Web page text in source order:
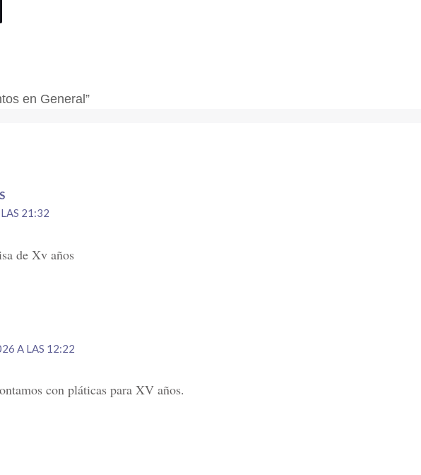
en General”
21:32
de Xv años
A LAS 12:22
con pláticas para XV años.